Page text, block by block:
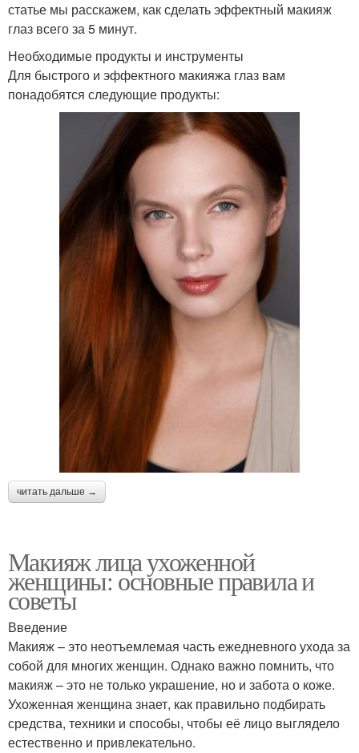
статье мы расскажем, как сделать эффектный макияж
глаз всего за 5 минут.
Необходимые продукты и инструменты
Для быстрого и эффектного макияжа глаз вам
понадобятся следующие продукты:
читать дальше →
Макияж лица ухоженной
женщины: основные правила и
советы
Введение
Макияж – это неотъемлемая часть ежедневного ухода за
собой для многих женщин. Однако важно помнить, что
макияж – это не только украшение, но и забота о коже.
Ухоженная женщина знает, как правильно подбирать
средства, техники и способы, чтобы её лицо выглядело
естественно и привлекательно.